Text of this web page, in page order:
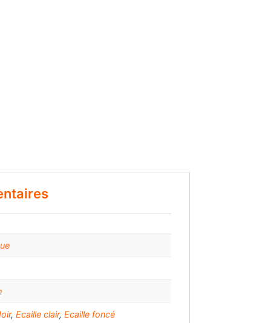
, Ecaille clair, Ecaille foncé